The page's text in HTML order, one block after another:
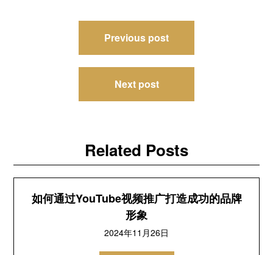
Previous post
Next post
Related Posts
如何通过YouTube视频推广打造成功的品牌
形象
2024年11月26日